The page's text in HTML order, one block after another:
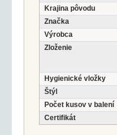
Krajina pôvodu
Značka
Výrobca
Zloženie
Hygienické vložky
Štýl
Počet kusov v balení
Certifikát